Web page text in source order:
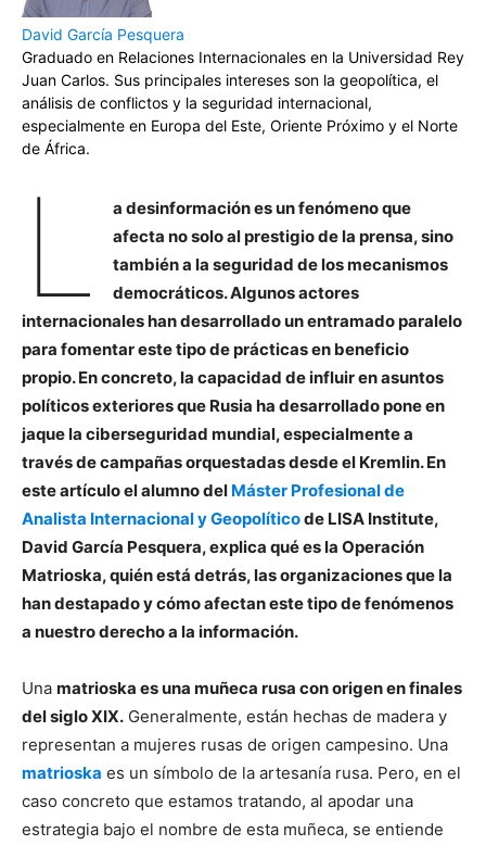
David García Pesquera
Graduado en Relaciones Internacionales en la Universidad Rey
Juan Carlos. Sus principales intereses son la geopolítica, el
análisis de conflictos y la seguridad internacional,
especialmente en Europa del Este, Oriente Próximo y el Norte
de África.
L
a desinformación es un fenómeno que
afecta no solo al prestigio de la prensa, sino
también a la seguridad de los mecanismos
democráticos. Algunos actores
internacionales han desarrollado un entramado paralelo
para fomentar este tipo de prácticas en beneficio
propio. En concreto, la capacidad de influir en asuntos
políticos exteriores que Rusia ha desarrollado pone en
jaque la ciberseguridad mundial, especialmente a
través de campañas orquestadas desde el Kremlin. En
este artículo el alumno del Máster Profesional de
Analista Internacional y Geopolíticode LISA Institute,
David García Pesquera, explica qué es la Operación
Matrioska, quién está detrás, las organizaciones que la
han destapado y cómo afectan este tipo de fenómenos
a nuestro derecho a la información.
Una matrioska es una muñeca rusa con origen en finales
del siglo XIX. Generalmente, están hechas de madera y
representan a mujeres rusas de origen campesino. Una
matrioska es un símbolo de la artesanía rusa. Pero, en el
caso concreto que estamos tratando, al apodar una
estrategia bajo el nombre de esta muñeca, se entiende